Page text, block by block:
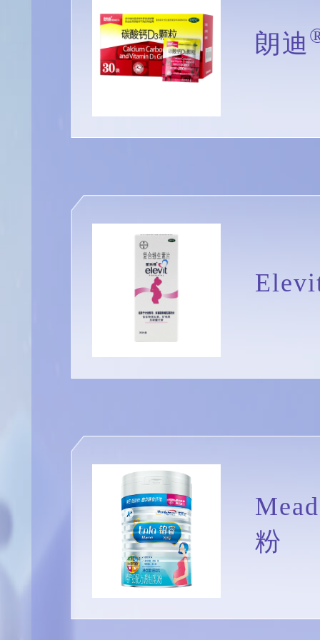
朗迪
粉